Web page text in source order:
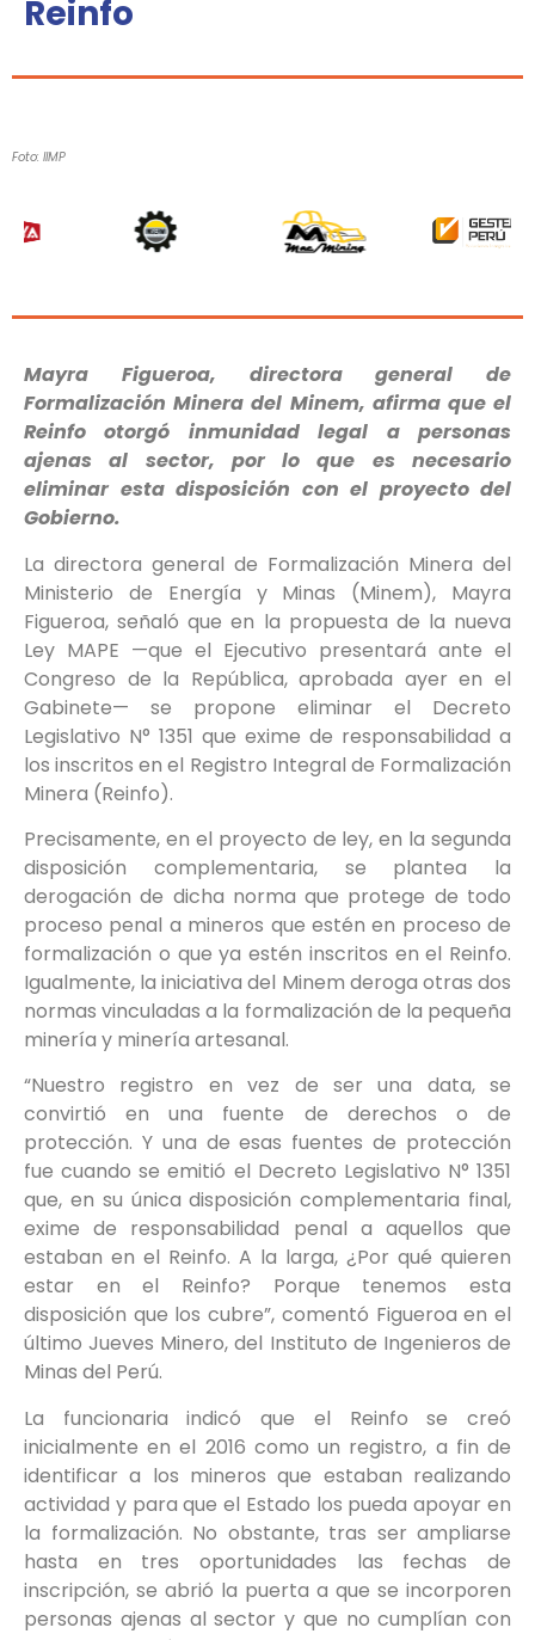
Reinfo
Foto: IIMP
Mayra Figueroa, directora general de
Formalización Minera del Minem, afirma que el
Reinfo otorgó inmunidad legal a personas
ajenas al sector, por lo que es necesario
eliminar esta disposición con el proyecto del
Gobierno.
La directora general de Formalización Minera del
Ministerio de Energía y Minas (Minem), Mayra
Figueroa, señaló que en la propuesta de la nueva
Ley MAPE —que el Ejecutivo presentará ante el
Congreso de la República, aprobada ayer en el
Gabinete— se propone eliminar el Decreto
Legislativo N° 1351 que exime de responsabilidad a
los inscritos en el Registro Integral de Formalización
Minera (Reinfo).
Precisamente, en el proyecto de ley, en la segunda
disposición complementaria, se plantea la
derogación de dicha norma que protege de todo
proceso penal a mineros que estén en proceso de
formalización o que ya estén inscritos en el Reinfo.
Igualmente, la iniciativa del Minem deroga otras dos
normas vinculadas a la formalización de la pequeña
minería y minería artesanal.
“Nuestro registro en vez de ser una data, se
convirtió en una fuente de derechos o de
protección. Y una de esas fuentes de protección
fue cuando se emitió el Decreto Legislativo N° 1351
que, en su única disposición complementaria final,
exime de responsabilidad penal a aquellos que
estaban en el Reinfo. A la larga, ¿Por qué quieren
estar en el Reinfo? Porque tenemos esta
disposición que los cubre”, comentó Figueroa en el
último Jueves Minero, del Instituto de Ingenieros de
Minas del Perú.
La funcionaria indicó que el Reinfo se creó
inicialmente en el 2016 como un registro, a fin de
identificar a los mineros que estaban realizando
actividad y para que el Estado los pueda apoyar en
la formalización. No obstante, tras ser ampliarse
hasta en tres oportunidades las fechas de
inscripción, se abrió la puerta a que se incorporen
personas ajenas al sector y que no cumplían con